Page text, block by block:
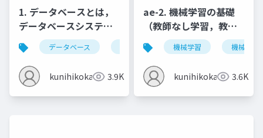
1. データベースとは，
データベースシステム
とは，情報とデータ
データベース データベースシステム 情報とデータ
kunihikokaneko3.9K
ae-2. 機械学習の基礎
（教師なし学習，教師
あり学習）
機械学習 機械学習
kunihikokaneko3.6K